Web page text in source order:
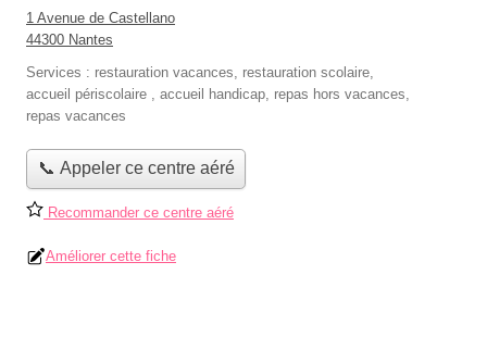
1 Avenue de Castellano
44300 Nantes
Services : restauration vacances, restauration scolaire,
accueil périscolaire , accueil handicap, repas hors vacances,
repas vacances
📞 Appeler ce centre aéré
Recommander ce centre aéré
Améliorer cette fiche